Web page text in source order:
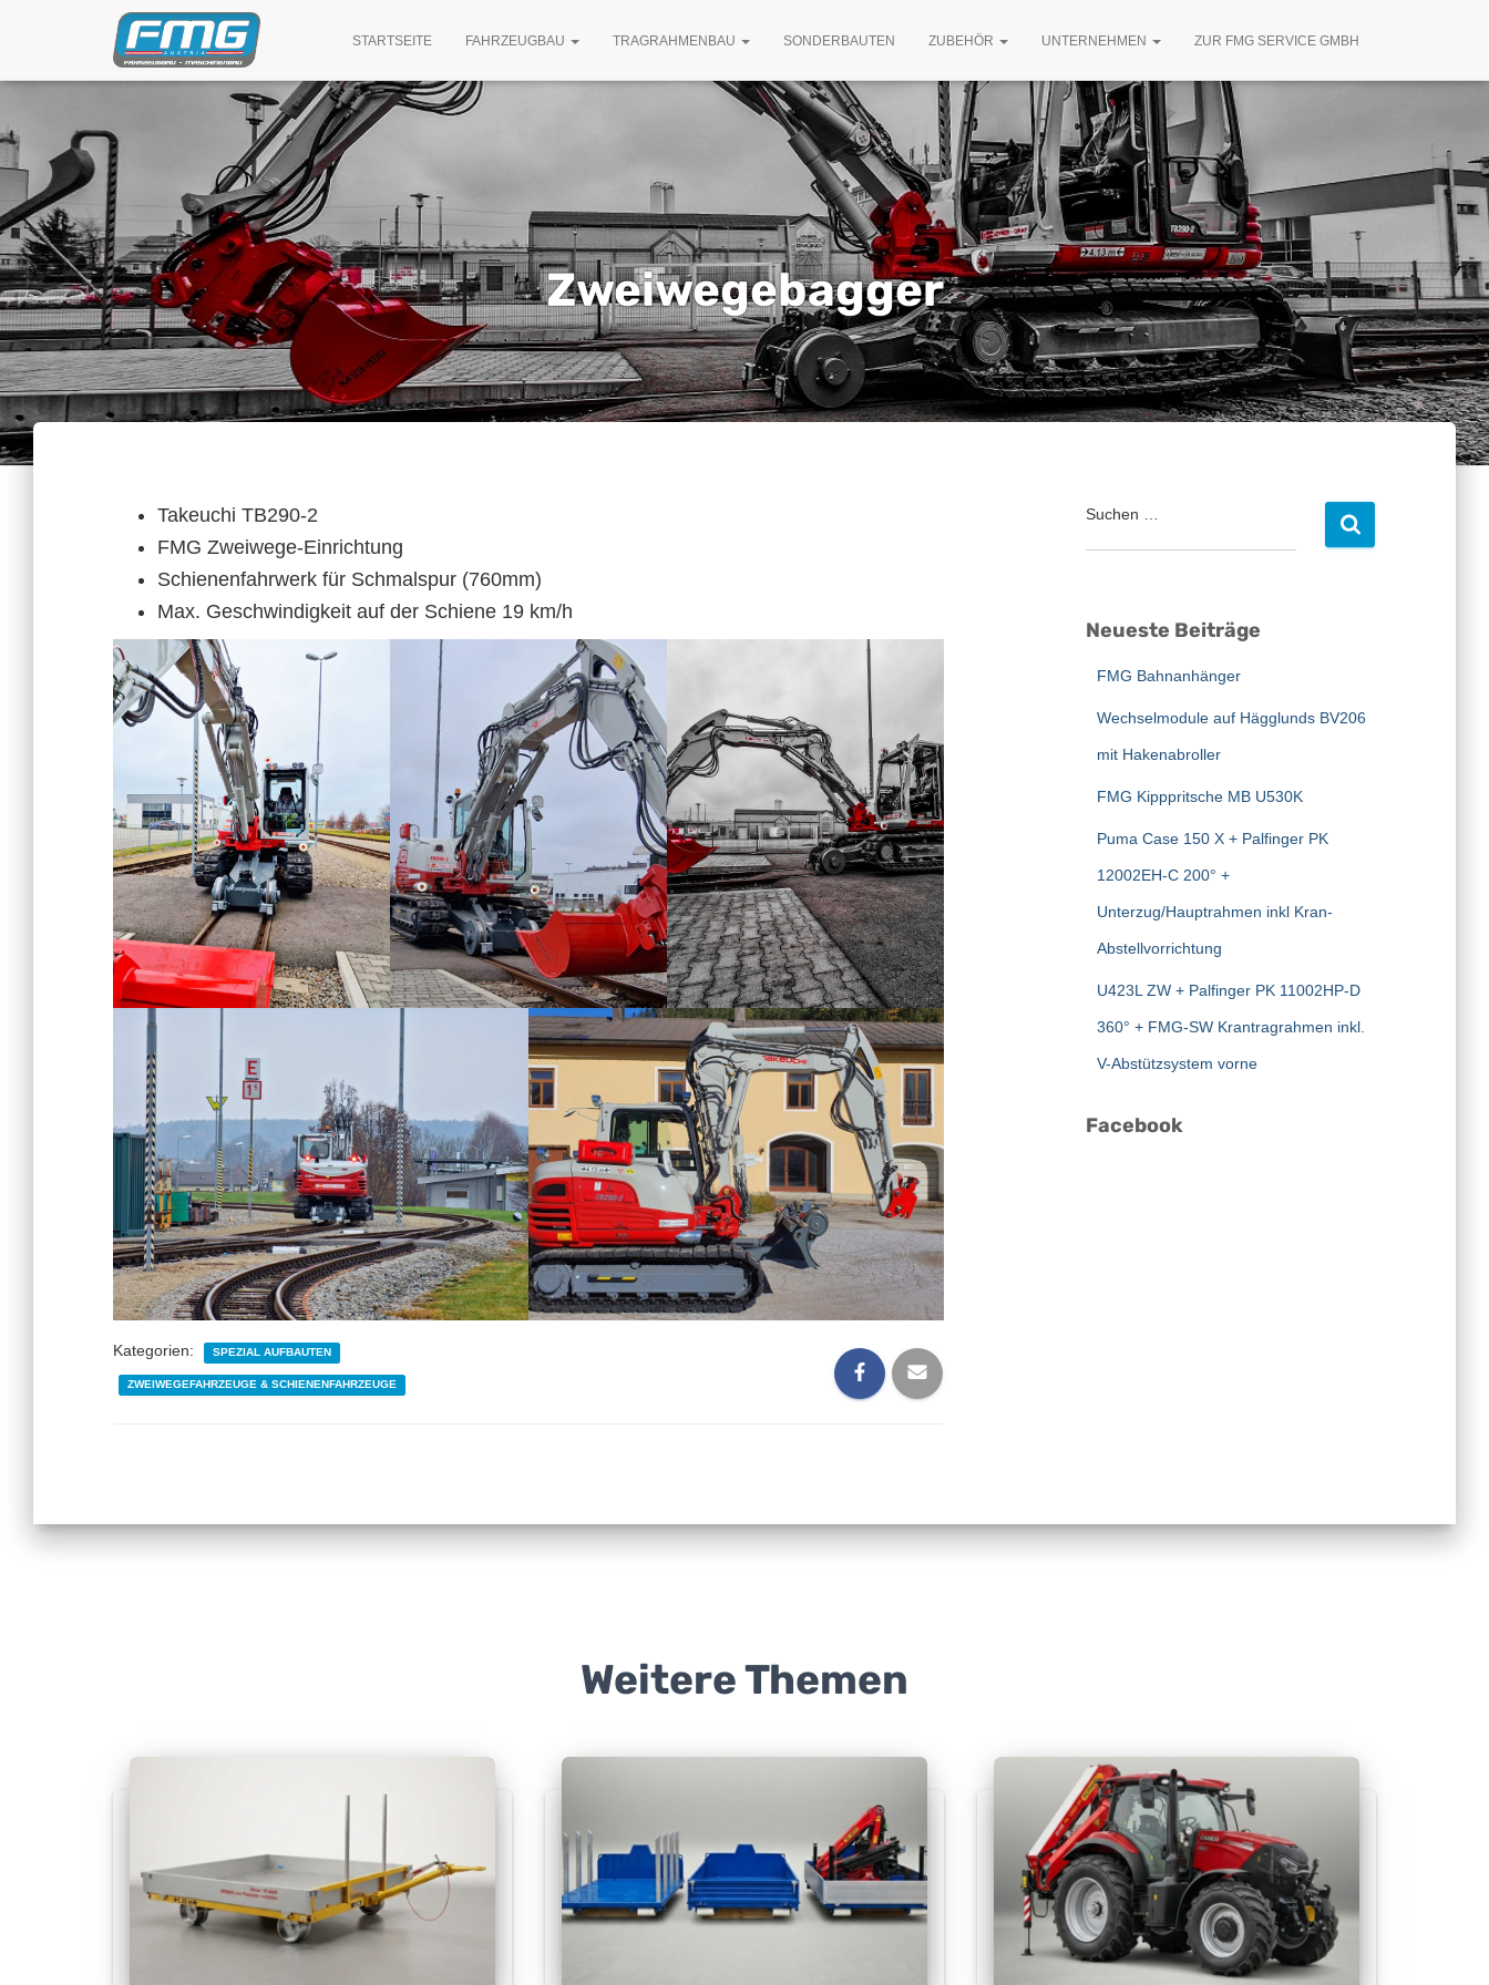
STARTSEITE FAHRZEUGBAU TRAGRAHMENBAU SONDERBAUTEN ZUBEHÖR UNTERNEHMEN ZUR FMG SERVICE GMBH
Zweiwegebagger
Takeuchi TB290-2
FMG Zweiwege-Einrichtung
Schienenfahrwerk für Schmalspur (760mm)
Max. Geschwindigkeit auf der Schiene 19 km/h
Kategorien: SPEZIAL AUFBAUTEN
ZWEIWEGEFAHRZEUGE & SCHIENENFAHRZEUGE
S
n
Suchen …
Neueste Beiträge
FMG Bahnanhänger
Wechselmodule auf Hägglunds BV206
mit Hakenabroller
FMG Kipppritsche MB U530K
Puma Case 150 X + Palfinger PK
12002EH-C 200° +
Unterzug/Hauptrahmen inkl Kran-
Abstellvorrichtung
U423L ZW + Palfinger PK 11002HP-D
360° + FMG-SW Krantragrahmen inkl.
V-Abstützsystem vorne
Facebook
Weitere Themen